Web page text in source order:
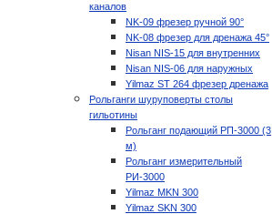
каналов
NK-09 фрезер ручной 90°
NK-08 фрезер для дренажа 45°
Nisan NIS-15 для внутренних
Nisan NIS-06 для наружных
Yilmaz ST 264 фрезер дренажа
Рольганги шуруповерты столы
гильотины
Рольганг подающий РП-3000 (3
м)
Рольганг измерительный
РИ-3000
Yilmaz MKN 300
Yilmaz SKN 300